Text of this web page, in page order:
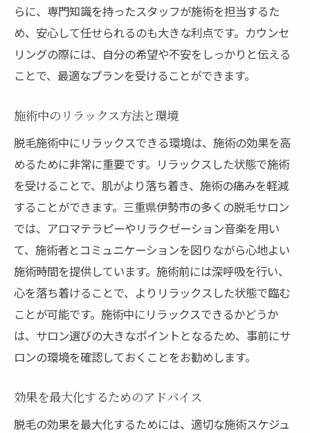
らに、専門知識を持ったスタッフが施術を担当するた
め、安心して任せられるのも大きな利点です。カウンセ
リングの際には、自分の希望や不安をしっかりと伝える
ことで、最適なプランを受けることができます。
施術中のリラックス方法と環境
脱毛施術中にリラックスできる環境は、施術の効果を高
めるために非常に重要です。リラックスした状態で施術
を受けることで、肌がより落ち着き、施術の痛みを軽減
することができます。三重県伊勢市の多くの脱毛サロン
では、アロマテラピーやリラクゼーション音楽を用い
て、施術者とコミュニケーションを図りながら心地よい
施術時間を提供しています。施術前には深呼吸を行い、
心を落ち着けることで、よりリラックスした状態で臨む
ことが可能です。施術中にリラックスできるかどうか
は、サロン選びの大きなポイントとなるため、事前にサ
ロンの環境を確認しておくことをお勧めします。
効果を最大化するためのアドバイス
脱毛の効果を最大化するためには、適切な施術スケジュ